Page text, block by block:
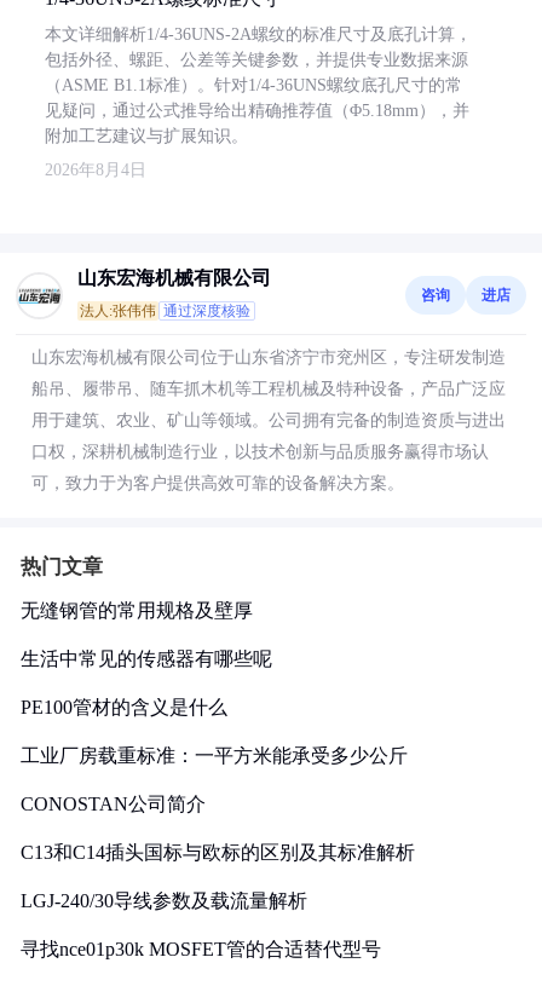
本文详细解析1/4-36UNS-2A螺纹的标准尺寸及底孔计算，
包括外径、螺距、公差等关键参数，并提供专业数据来源
（ASME B1.1标准）。针对1/4-36UNS螺纹底孔尺寸的常
见疑问，通过公式推导给出精确推荐值（Φ5.18mm），并
附加工艺建议与扩展知识。
2026年8月4日
山东宏海机械有限公司
法人:张伟伟 通过深度核验
咨询 进店
山东宏海机械有限公司位于山东省济宁市兖州区，专注研发制造
船吊、履带吊、随车抓木机等工程机械及特种设备，产品广泛应
用于建筑、农业、矿山等领域。公司拥有完备的制造资质与进出
口权，深耕机械制造行业，以技术创新与品质服务赢得市场认
可，致力于为客户提供高效可靠的设备解决方案。
热门文章
无缝钢管的常用规格及壁厚
生活中常见的传感器有哪些呢
PE100管材的含义是什么
工业厂房载重标准：一平方米能承受多少公斤
CONOSTAN公司简介
C13和C14插头国标与欧标的区别及其标准解析
LGJ-240/30导线参数及载流量解析
寻找nce01p30k MOSFET管的合适替代型号